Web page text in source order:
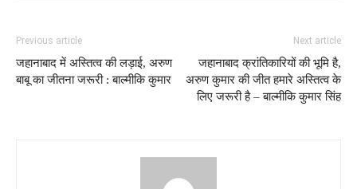
Previous article
जहानाबाद में अस्तित्व की लड़ाई, अरुण
बाबू का जीतना जरूरी : बाल्मीकि कुमार
Next article
जहानाबाद क्रांतिकारियों की भूमि है,
अरुण कुमार की जीत हमारे अस्तित्व के
लिए जरूरी है – बाल्मीकि कुमार सिंह